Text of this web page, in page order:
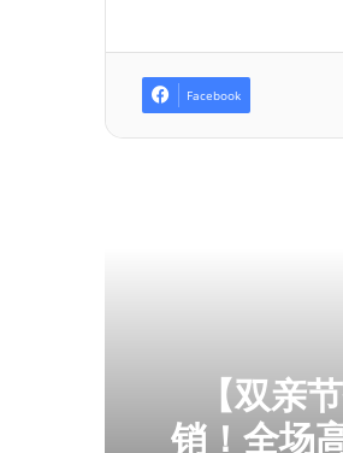
Facebook
【双亲
销！全场